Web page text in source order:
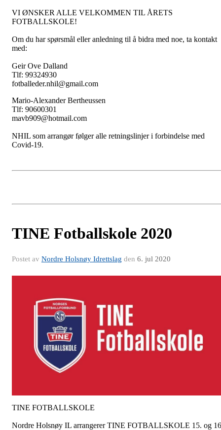
VI ØNSKER ALLE VELKOMMEN TIL ÅRETS
FOTBALLSKOLE!
Om du har spørsmål eller anledning til å bidra med noe, ta kontakt
med:
Geir Ove Dalland
Tlf: 99324930
fotballeder.nhil@gmail.com
Mario-Alexander Bertheussen
Tlf: 90600301
mavb909@hotmail.com
NHIL som arrangør følger alle retningslinjer i forbindelse med
Covid-19.
TINE Fotballskole 2020
Postet av Nordre Holsnøy Idrettslag den 6. jul 2020
TINE FOTBALLSKOLE
Nordre Holsnøy IL arrangerer TINE FOTBALLSKOLE 15. og